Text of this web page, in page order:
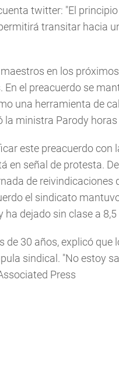
twitter: "El
transitar hacia
en los
el preacuerdo se
una herramienta de
ministra Parody
este preacuerdo con
en señal de protesta.
de reivindicaciones
el sindicato
dejado sin clase a
de 30 años, explicó que
sindical. "No estoy
Press